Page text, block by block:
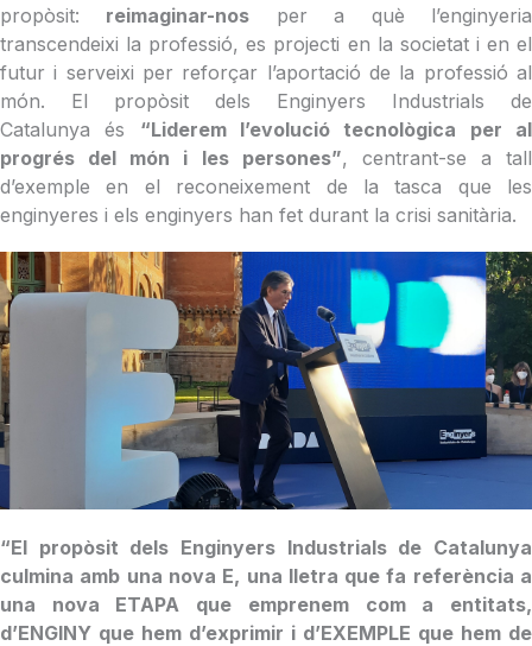
propòsit: reimaginar-nos per a què l’enginyeria
transcendeixi la professió, es projecti en la societat i en el
futur i serveixi per reforçar l’aportació de la professió al
món. El propòsit dels Enginyers Industrials de
Catalunya és “Liderem l’evolució tecnològica per al
progrés del món i les persones”, centrant-se a tall
d’exemple en el reconeixement de la tasca que les
enginyeres i els enginyers han fet durant la crisi sanitària.
“El propòsit dels Enginyers Industrials de Catalunya
culmina amb una nova E, una lletra que fa referència a
una nova ETAPA que emprenem com a entitats,
d’ENGINY que hem d’exprimir i d’EXEMPLE que hem de